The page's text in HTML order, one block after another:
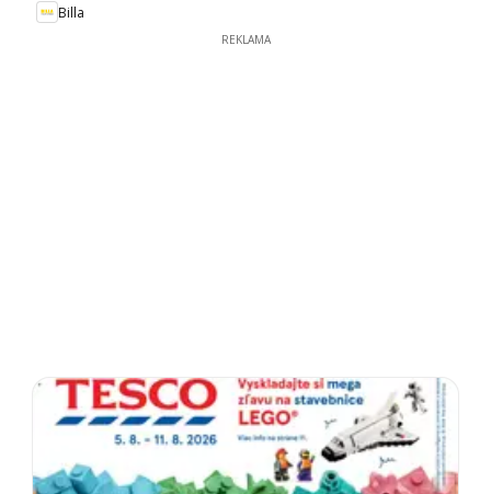
Billa
REKLAMA